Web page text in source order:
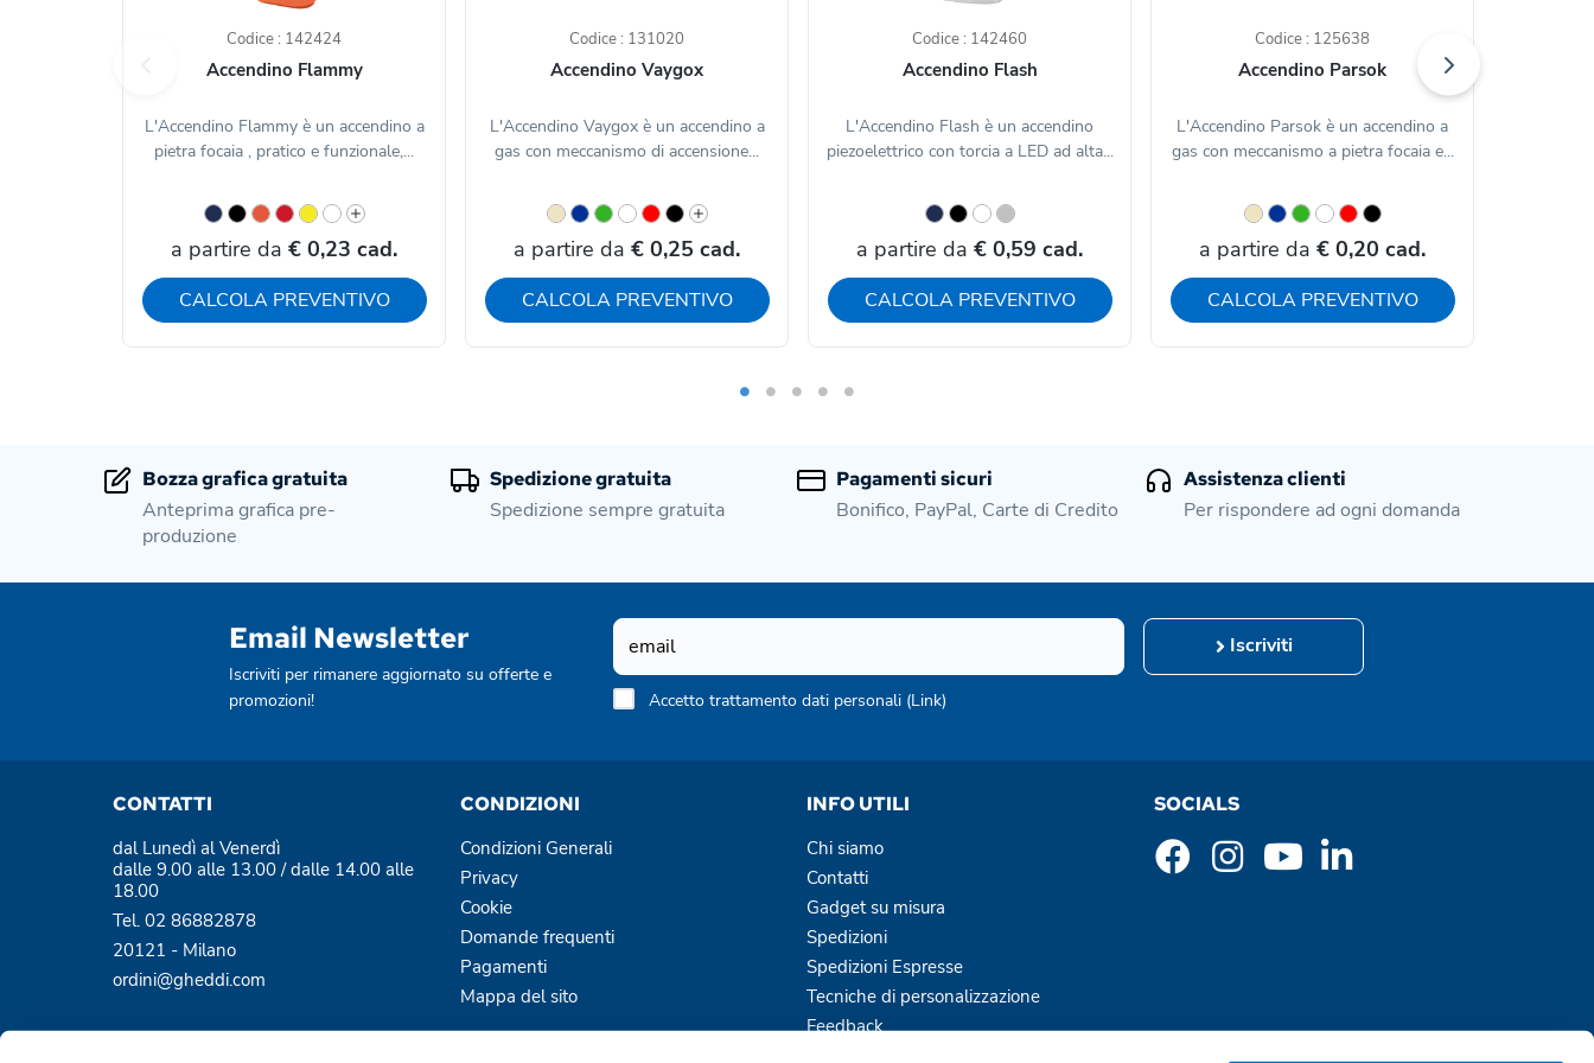
Codice : 142424
Accendino Flammy
L'Accendino Flammy è un accendino a
pietra focaia , pratico e funzionale,...
a partire da € 0,23 cad.
CALCOLA PREVENTIVO
Codice : 131020
Accendino Vaygox
L'Accendino Vaygox è un accendino a
gas con meccanismo di accensione...
a partire da € 0,25 cad.
CALCOLA PREVENTIVO
Codice : 142460
Accendino Flash
L'Accendino Flash è un accendino
piezoelettrico con torcia a LED ad alta...
a partire da € 0,59 cad.
CALCOLA PREVENTIVO
Codice : 125638
Accendino Parsok
L'Accendino Parsok è un accendino a
gas con meccanismo a pietra focaia e...
a partire da € 0,20 cad.
CALCOLA PREVENTIVO
Bozza grafica gratuita
Anteprima grafica pre-
produzione
Spedizione gratuita
Spedizione sempre gratuita
Pagamenti sicuri
Bonifico, PayPal, Carte di Credito
Assistenza clienti
Per rispondere ad ogni domanda
Email Newsletter
Iscriviti per rimanere aggiornato su offerte e
promozioni!
Iscriviti
Accetto trattamento dati personali (Link)
CONTATTI
dal Lunedì al Venerdì
dalle 9.00 alle 13.00 / dalle 14.00 alle
18.00
Tel. 02 86882878
20121 - Milano
ordini@gheddi.com
CONDIZIONI
Condizioni Generali
Privacy
Cookie
Domande frequenti
Pagamenti
Mappa del sito
INFO UTILI
Chi siamo
Contatti
Gadget su misura
Spedizioni
Spedizioni Espresse
Tecniche di personalizzazione
Feedback
SOCIALS